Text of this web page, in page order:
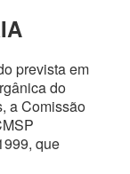
prevista em
do
a Comissão
que